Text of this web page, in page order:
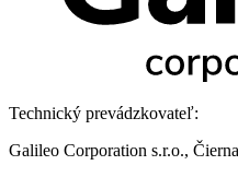
Technický prevádzkovateľ:
Galileo Corporation s.r.o.,